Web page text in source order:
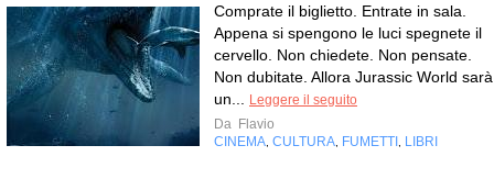
Comprate il biglietto. Entrate in sala.
Appena si spengono le luci spegnete il
cervello. Non chiedete. Non pensate.
Non dubitate. Allora Jurassic World sarà
un...
Leggere il seguito
Da Flavio
CINEMA CULTURA FUMETTI LIBRI